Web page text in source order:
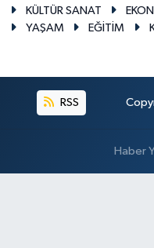
KÜLTÜR SANAT
YAŞAM
EĞİTİM
RSS
Haber